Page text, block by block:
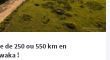
de 250 ou 550 km en
!